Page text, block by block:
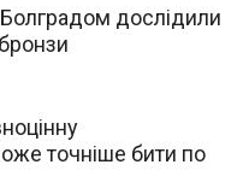
Болградом дослідили
точніше бити по